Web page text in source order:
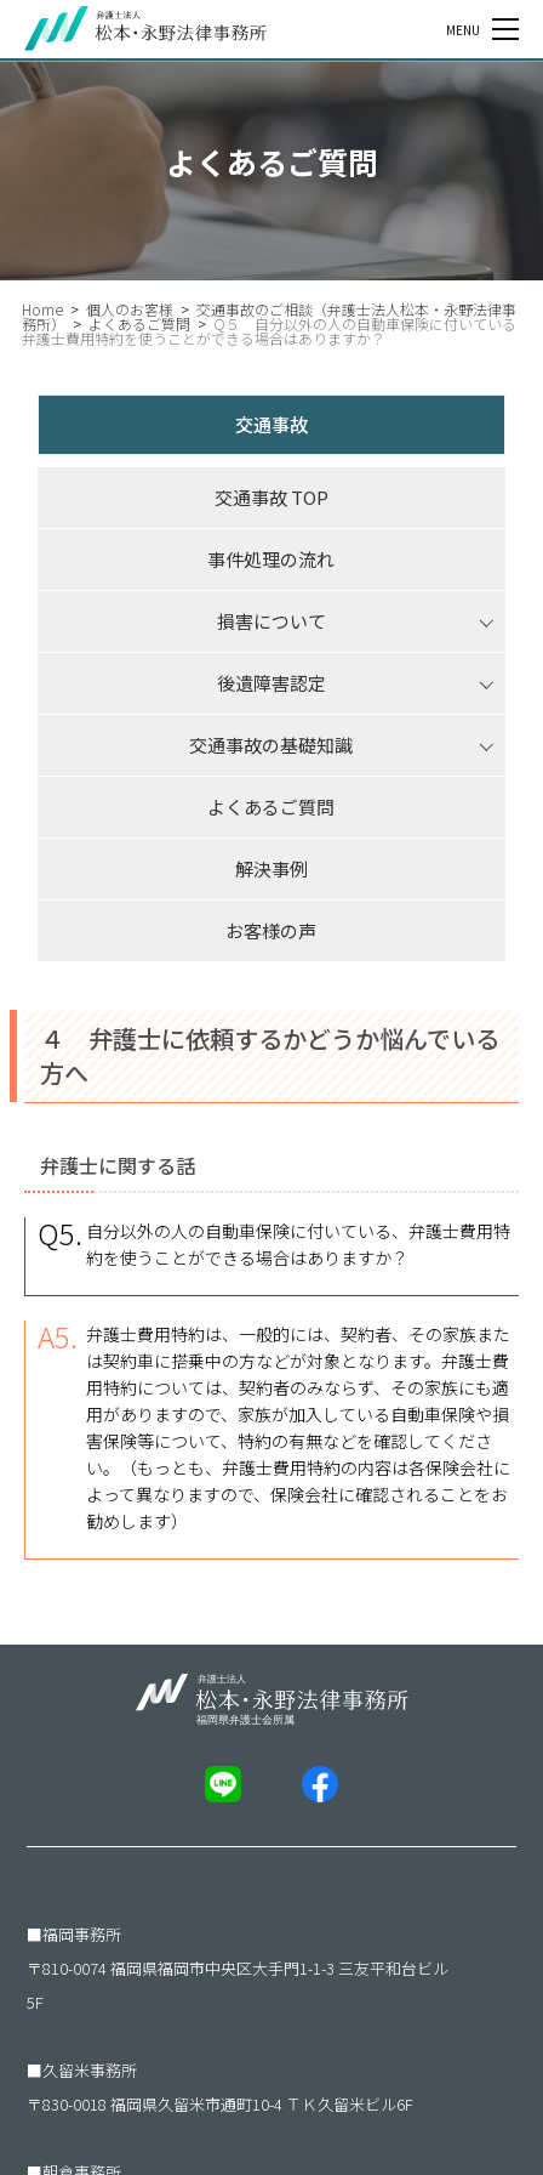
MENU
よくあるご質問
Home > 個人のお客様 > 交通事故のご相談（弁護士法人松本・永野法律事
務所） > よくあるご質問 >Q５ 自分以外の人の自動車保険に付いている
弁護士費用特約を使うことができる場合はありますか？
交通事故
交通事故 TOP
事件処理の流れ
損害について
後遺障害認定
交通事故の基礎知識
よくあるご質問
解決事例
お客様の声
４ 弁護士に依頼するかどうか悩んでいる
方へ
弁護士に関する話
Q5. 自分以外の人の自動車保険に付いている、弁護士費用特
約を使うことができる場合はありますか？
A5. 弁護士費用特約は、一般的には、契約者、その家族また
は契約車に搭乗中の方などが対象となります。弁護士費
用特約については、契約者のみならず、その家族にも適
用がありますので、家族が加入している自動車保険や損
害保険等について、特約の有無などを確認してくださ
い。（もっとも、弁護士費用特約の内容は各保険会社に
よって異なりますので、保険会社に確認されることをお
勧めします）
■福岡事務所
〒810-0074 福岡県福岡市中央区大手門1-1-3 三友平和台ビル
5F
■久留米事務所
〒830-0018 福岡県久留米市通町10-4 ＴＫ久留米ビル6F